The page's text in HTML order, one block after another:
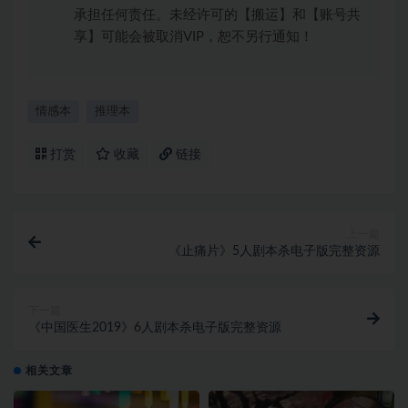
承担任何责任。未经许可的【搬运】和【账号共
享】可能会被取消VIP，恕不另行通知！
情感本 推理本
打赏 收藏 链接
《止痛片》5人剧本杀电子版完整资源
《中国医生2019》6人剧本杀电子版完整资源
相关文章